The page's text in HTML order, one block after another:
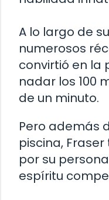
A lo largo de
numerosos
convirtió en la
nadar los 100
de un minuto.
Pero además
piscina,
por su
espíritu